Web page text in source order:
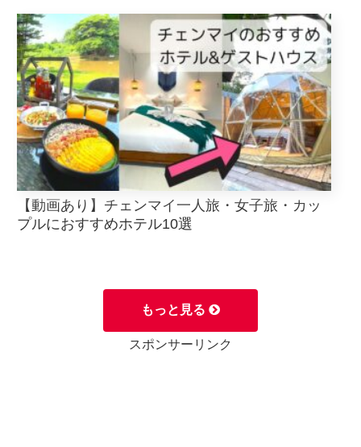
【動画あり】チェンマイ一人旅・女子旅・カッ
プルにおすすめホテル10選
もっと見る
スポンサーリンク